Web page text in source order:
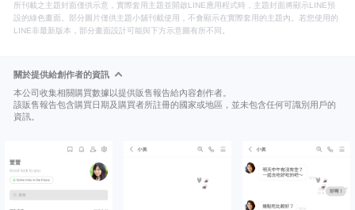
所刊載之主題封面僅供示意，實際套用主題並開啟LINE應用程式時，主題封面將顯示LINE預
設的綠色畫面。部分圖片僅供主題小舖刊載使用，不會顯示在實際套用的主題內。若您使用的
LINE非最新版本，部分畫面設計可能與下方示意圖有所不同。
關於提供給創作者的資訊
本公司收集相關購買數據以提供販售報告給內容創作者。
該販售報告包含購買日期及購買者所註冊的國家或地區，並未包含任何可識別用戶的
資訊。